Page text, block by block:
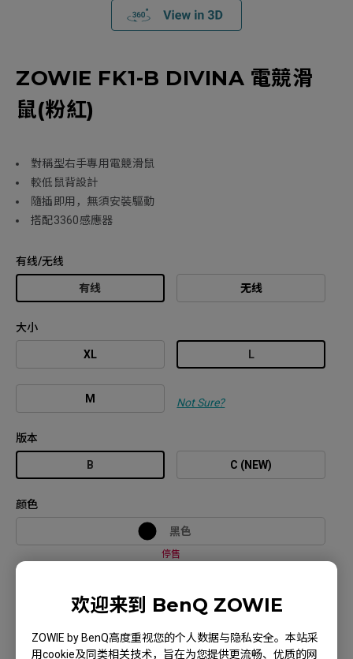
欢迎来到 BenQ ZOWIE
ZOWIE by BenQ高度重视您的个人数据与隐私安全。本站采
用cookie及同类相关技术，旨在为您提供更流畅、优质的网
ZOWIE FK1-B DIVINA 電競滑
鼠(粉紅)
對稱型右手專用電競滑鼠
較低鼠背設計
隨插即用，無須安裝驅動
搭配3360感應器
有线/无线
有线 无线
大小
XL L
M Not Sure?
版本
B C (NEW)
颜色
黑色
停售
停售
粉蓝色